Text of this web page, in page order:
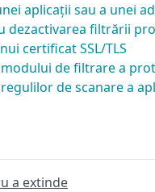
aplicații sau a unei
dezactivarea filtrării
certificat SSL/TLS
de filtrare a
de scanare a
a extinde